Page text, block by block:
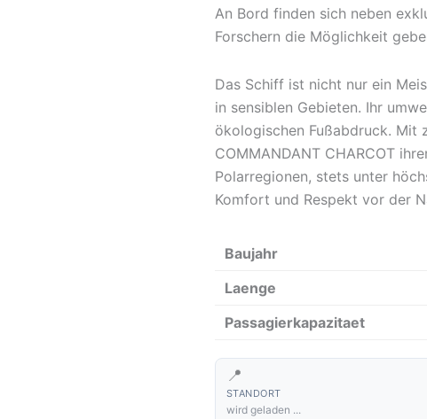
An Bord finden sich neben
Forschern die Möglichkeit
Das Schiff ist nicht nur ein
in sensiblen Gebieten. Ihr
ökologischen Fußabdruck.
COMMANDANT CHARCOT
Polarregionen, stets unter
Komfort und Respekt vor der
Baujahr
Laenge
Passagierkapazitaet
📍
STANDORT
wird geladen ...